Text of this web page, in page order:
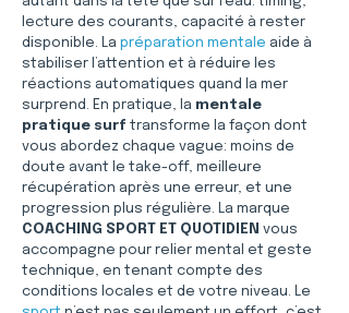
lecture des courants, capacité à rester
disponible. La préparation mentale aide à
stabiliser l’attention et à réduire les
réactions automatiques quand la mer
surprend. En pratique, la mentale
pratique surf transforme la façon dont
vous abordez chaque vague: moins de
doute avant le take-off, meilleure
récupération après une erreur, et une
progression plus régulière. La marque
COACHING SPORT ET QUOTIDIEN vous
accompagne pour relier mental et geste
technique, en tenant compte des
conditions locales et de votre niveau. Le